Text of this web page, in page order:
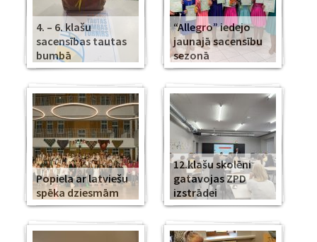
4. – 6. klašu
sacensības tautas
bumbā
“Allegro” iedejo
jaunajā sacensību
sezonā
Popiela ar latviešu
spēka dziesmām
12.klašu skolēni
gatavojas ZPD
izstrādei